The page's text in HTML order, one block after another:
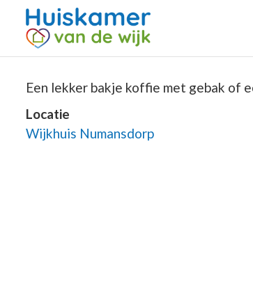
Een lekker bakje koffie met gebak of
Locatie
Wijkhuis Numansdorp